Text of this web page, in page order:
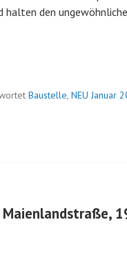
halten den
Baustelle, NEU Januar
Maienlandstraße,